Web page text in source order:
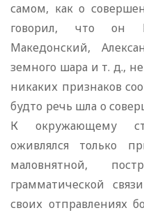
самом, как о
говорил, что он
Македонский,
земного шара и т. д.,
никаких признаков
будто речь шла о
К окружающему
оживлялся только
маловнятной,
грамматической
своих отправлениях